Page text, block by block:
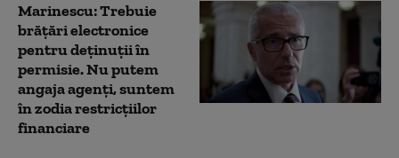
Marinescu: Trebuie
brățări electronice
pentru deținuții în
permisie. Nu putem
angaja agenți, suntem
în zodia restricțiilor
financiare